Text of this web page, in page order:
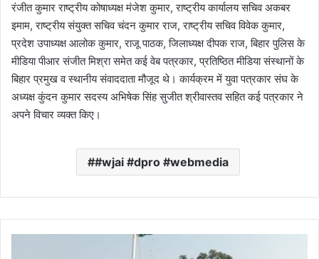
रंजीत कुमार राष्ट्रीय कोषाध्यक्ष मंजेश कुमार, राष्ट्रीय कार्यालय सचिव अकबर
इमाम, राष्ट्रीय संयुक्त सचिव चंदन कुमार राज, राष्ट्रीय सचिव विवेक कुमार,
प्रदेश उपाध्यक्ष आलोक कुमार, राजू पाठक, जिलाध्यक्ष दीपक राज, बिहार पुलिस के
मीडिया पीआर संजीत मिश्रा समेत कई वेब पत्रकार, प्रतिष्ठित मीडिया संस्थानों के
बिहार प्रमुख व स्थानीय संवाददाता मौजूद थे। कार्यक्रम में युवा पत्रकार संघ के
अध्यक्ष कुंदन कुमार सदस्य अभिषेक सिंह सुजीत श्रीवास्तव सहित कई पत्रकार ने
अपने विचार व्यक्त किए।
#wjai #dpro #webmedia